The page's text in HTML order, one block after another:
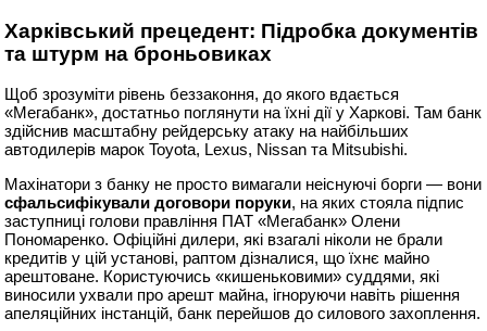
Харківський прецедент: Підробка документів
та штурм на броньовиках
Щоб зрозуміти рівень беззаконня, до якого вдається
«Мегабанк», достатньо поглянути на їхні дії у Харкові. Там банк
здійснив масштабну рейдерську атаку на найбільших
автодилерів марок Toyota, Lexus, Nissan та Mitsubishi.
Махінатори з банку не просто вимагали неіснуючі борги — вони
сфальсифікували договори поруки, на яких стояла підпис
заступниці голови правління ПАТ «Мегабанк» Олени
Пономаренко. Офіційні дилери, які взагалі ніколи не брали
кредитів у цій установі, раптом дізналися, що їхнє майно
арештоване. Користуючись «кишеньковими» суддями, які
виносили ухвали про арешт майна, ігноруючи навіть рішення
апеляційних інстанцій, банк перейшов до силового захоплення.